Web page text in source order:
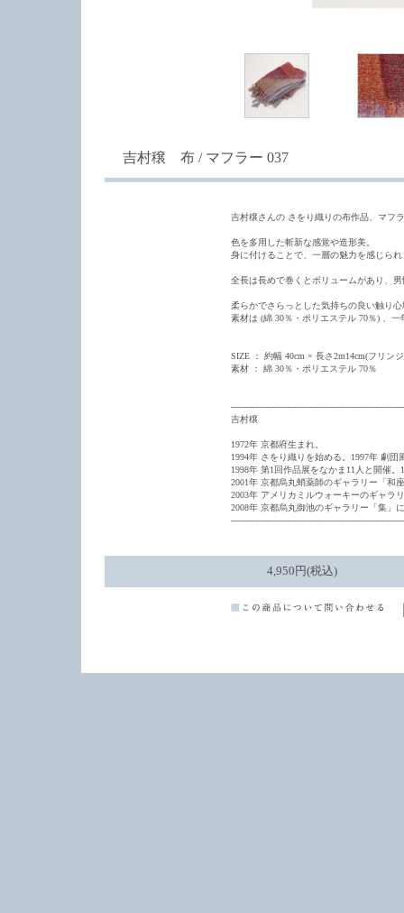
吉村穣 布 / マフラー 037
吉村穣さんの さをり織りの布作品、マフ
色を多用した斬新な感覚や造形美。
身に付けることで、一層の魅力を感じられ
全長は長めで巻くとボリュームがあり、
柔らかでさらっとした気持ちの良い触り心
素材は (綿 30％・ポリエステル 70％) 、
SIZE ： 約幅 40cm × 長さ2m14cm(フリン
素材 ： 綿 30％・ポリエステル 70％
吉村穣
1972年 京都府生まれ。
1994年 さをり織りを始める。1997年 劇
1998年 第1回作品展をなかま11人と開催
2001年 京都烏丸蛸薬師のギャラリー「和
2003年 アメリカミルウォーキーのギャラ
2008年 京都烏丸御池のギャラリー「集」
4,950円(税込)